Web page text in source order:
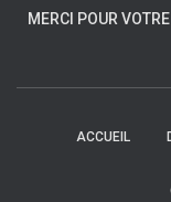
MERCI POUR
ACCUEIL